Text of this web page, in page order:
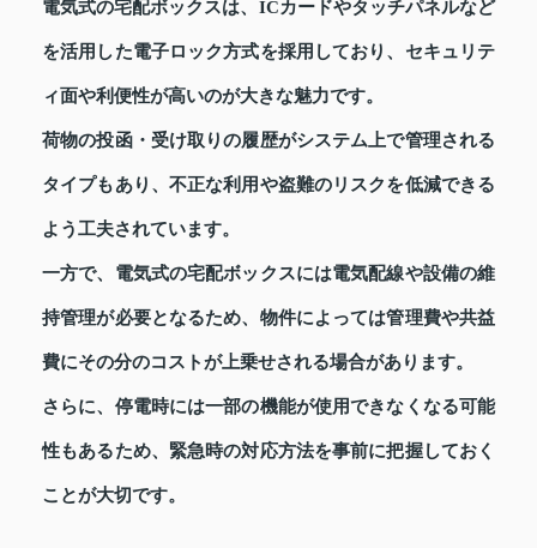
電気式の宅配ボックスは、ICカードやタッチパネルなど
を活用した電子ロック方式を採用しており、セキュリテ
ィ面や利便性が高いのが大きな魅力です。
荷物の投函・受け取りの履歴がシステム上で管理される
タイプもあり、不正な利用や盗難のリスクを低減できる
よう工夫されています。
一方で、電気式の宅配ボックスには電気配線や設備の維
持管理が必要となるため、物件によっては管理費や共益
費にその分のコストが上乗せされる場合があります。
さらに、停電時には一部の機能が使用できなくなる可能
性もあるため、緊急時の対応方法を事前に把握しておく
ことが大切です。